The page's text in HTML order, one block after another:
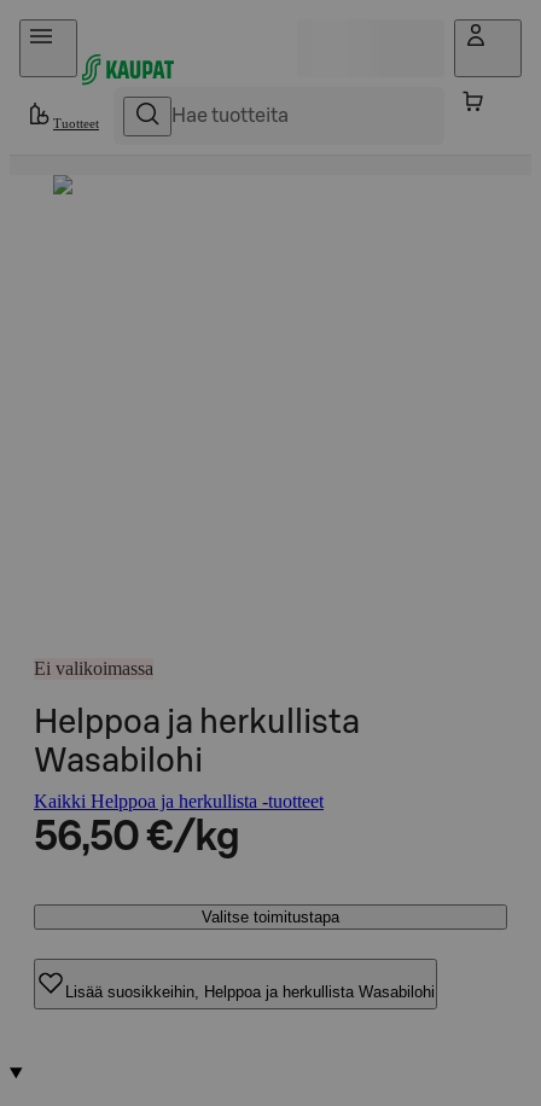
Hyppää sisältöön
Tuotteet
Ei valikoimassa
Helppoa ja herkullista
Wasabilohi
Kaikki Helppoa ja herkullista -tuotteet
56,50 €/kg
Valitse toimitustapa
Lisää suosikkeihin, Helppoa ja herkullista Wasabilohi